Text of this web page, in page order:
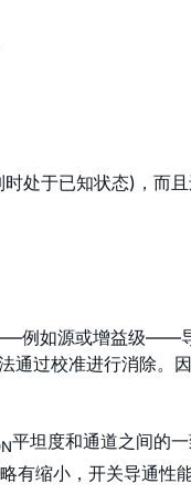
处于已知状态)，而
例如源或增益级——
通过校准进行消除。
平坦度和通道之间的
有缩小，开关导通性